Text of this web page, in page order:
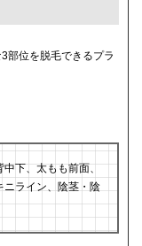
部位を脱毛できるプラ
中下、太もも前面、
ニライン、陰茎・陰